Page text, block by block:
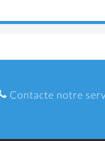
Contacte notre